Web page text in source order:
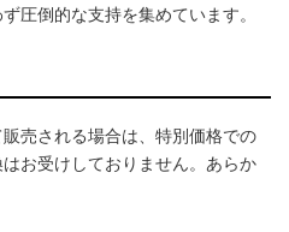
圧倒的な支持を集めています。
売される場合は、特別価格での
お受けしておりません。あらか